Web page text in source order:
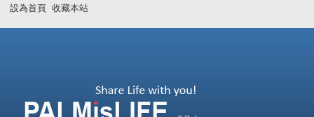
設為首頁 收藏本站